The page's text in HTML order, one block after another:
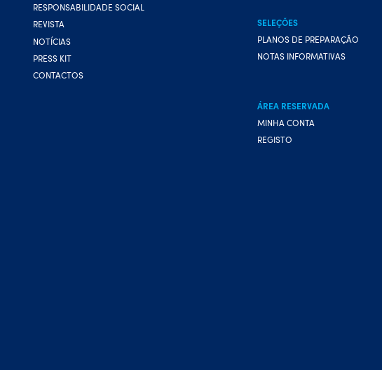
RESPONSABILIDADE SOCIAL
REVISTA
NOTÍCIAS
PRESS KIT
CONTACTOS
SELEÇÕES
PLANOS DE PREPARAÇÃO
NOTAS INFORMATIVAS
ÁREA RESERVADA
MINHA CONTA
REGISTO